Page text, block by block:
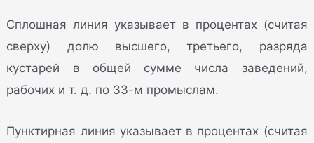
Сплошная линия указывает в процентах (считая
сверху) долю высшего, третьего, разряда
кустарей в общей сумме числа заведений,
рабочих и т. д. по 33-м промыслам.
Пунктирная линия указывает в процентах (считая